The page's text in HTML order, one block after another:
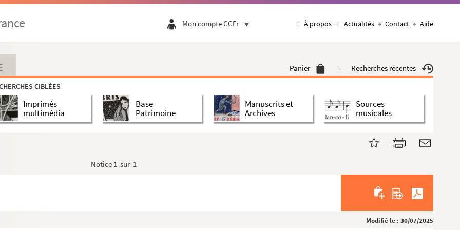
Mon compte CCFr À propos Actualités Contact Aide
Panier Recherches récentes
CIBLÉES
Imprimés
multimédia
Base
Patrimoine
Manuscrits et
Archives
Sources
musicales
Notice 1 sur 1
Modifié le : 30/07/2025
Hartuch), 1906-1996 (compositrice)
1994 (compositeur)
1961 (compositrice)